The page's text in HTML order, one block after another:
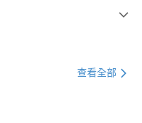
查看全部